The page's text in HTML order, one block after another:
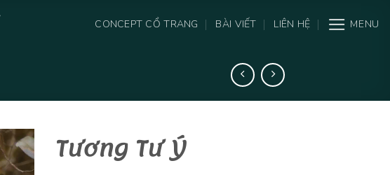
CONCEPT CỔ TRANG BÀI VIẾT LIÊN HỆ MENU
Tương Tư Ý